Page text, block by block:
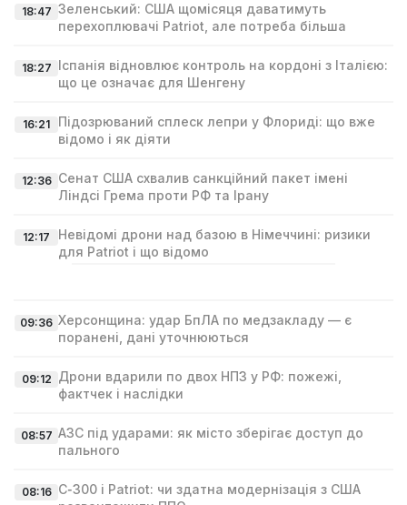
18:47 Зеленський: США щомісяця даватимуть
перехоплювачі Patriot, але потреба більша
18:27 Іспанія відновлює контроль на кордоні з Італією:
що це означає для Шенгену
16:21
Підозрюваний сплеск лепри у Флориді: що вже
відомо і як діяти
12:36 Сенат США схвалив санкційний пакет імені
Ліндсі Гремa проти РФ та Ірану
12:17
Невідомі дрони над базою в Німеччині: ризики
для Patriot і що відомо
09:36 Херсонщина: удар БпЛА по медзакладу — є
поранені, дані уточнюються
09:12 Дрони вдарили по двох НПЗ у РФ: пожежі,
фактчек і наслідки
08:57 АЗС під ударами: як місто зберігає доступ до
пального
08:16 С‑300 і Patriot: чи здатна модернізація з США